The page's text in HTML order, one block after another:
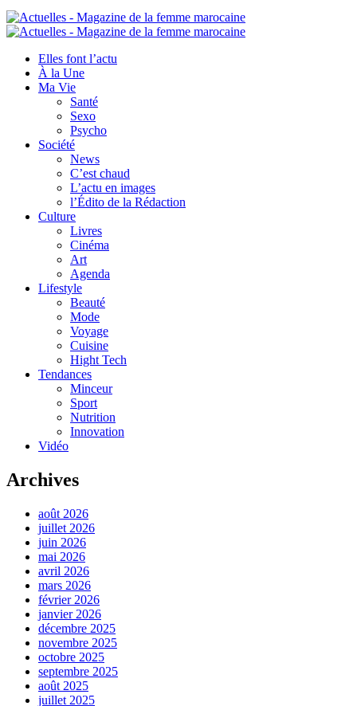
Elles font l’actu
À la Une
Ma Vie
Santé
Sexo
Psycho
Société
News
C’est chaud
L’actu en images
l’Édito de la Rédaction
Culture
Livres
Cinéma
Art
Agenda
Lifestyle
Beauté
Mode
Voyage
Cuisine
Hight Tech
Tendances
Minceur
Sport
Nutrition
Innovation
Vidéo
Archives
août 2026
juillet 2026
juin 2026
mai 2026
avril 2026
mars 2026
février 2026
janvier 2026
décembre 2025
novembre 2025
octobre 2025
septembre 2025
août 2025
juillet 2025